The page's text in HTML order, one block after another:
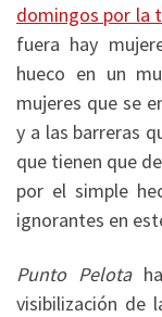
domingos por la
fuera hay
hueco en un
mujeres que se
y a las barreras
que tienen que
por el simple
ignorantes en
Punto Pelota
visibilización de